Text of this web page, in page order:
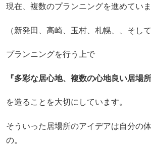
現在、複数のプランニングを進めてい
（新発田、高崎、玉村、札幌、、そして
プランニングを行う上で
『多彩な居心地、複数の心地良い居場所
を造ることを大切にしています。
そういった居場所のアイデアは自分の
の。